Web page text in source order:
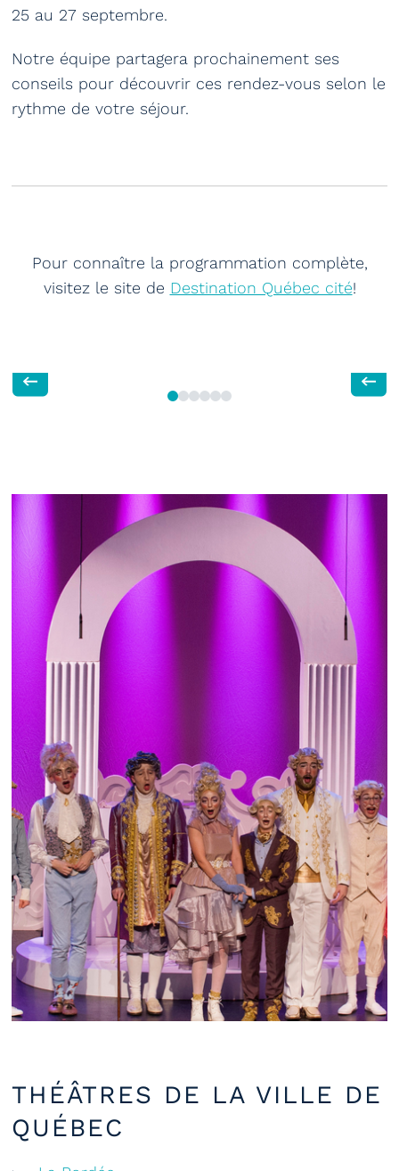
25 au 27 septembre.
Notre équipe partagera prochainement ses
conseils pour découvrir ces rendez-vous selon le
rythme de votre séjour.
Pour connaître la programmation complète,
visitez le site de Destination Québec cité!
THÉÂTRES DE LA VILLE DE
QUÉBEC